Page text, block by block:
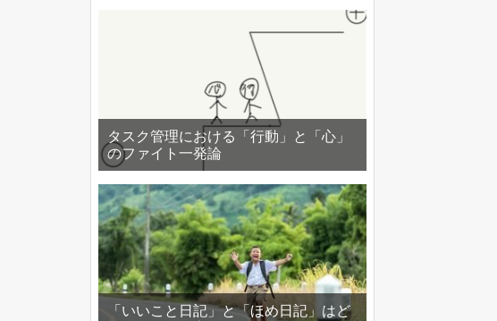
タスク管理における「行動」と「心」
のファイト一発論
「いいこと日記」と「ほめ日記」はど